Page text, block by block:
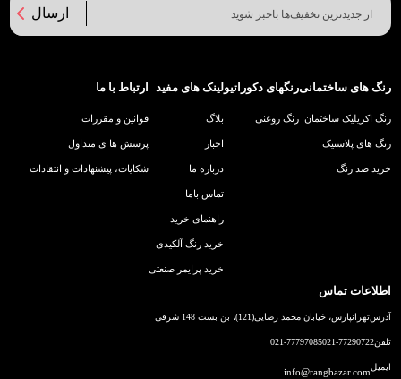
ارسال
رنگ های ساختمانی
رنگ اکریلیک ساختمان
رنگ های پلاستیک
خرید ضد زنگ
رنگهای دکوراتیو
رنگ روغنی
لینک های مفید
بلاگ
اخبار
درباره ما
تماس باما
راهنمای خرید
خرید رنگ آلکیدی
خرید پرایمر صنعتی
ارتباط با ما
قوانین و مقررات
پرسش ها ی متداول
شکایات، پیشنهادات و انتقادات
اطلاعات تماس
آدرستهرانپارس، خیابان محمد رضایی(121)، بن بست 148 شرقی
تلفن021-77290722
021-77797085
ایمیلinfo@rangbazar.com